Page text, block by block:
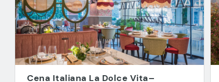
Cena Italiana La Dolce Vita–